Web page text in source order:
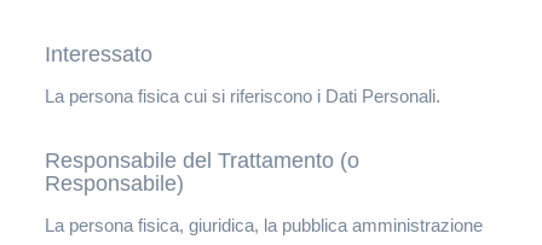
Interessato
La persona fisica cui si riferiscono i Dati Personali.
Responsabile del Trattamento (o
Responsabile)
La persona fisica, giuridica, la pubblica amministrazione